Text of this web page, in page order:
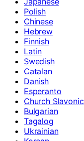
Polish
Chinese
Hebrew
Finnish
Latin
Swedish
Catalan
Danish
Esperanto
Church Slavonic
Bulgarian
Tagalog
Ukrainian